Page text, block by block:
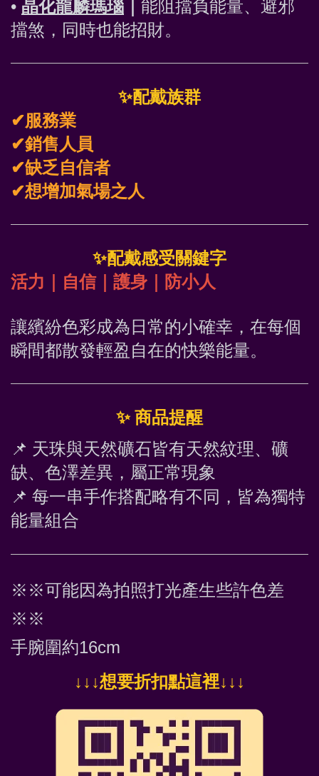
• 晶化龍麟瑪瑙
能阻擋負能量、避邪
擋煞，同時也能招財。
✨配戴族群
✔服務業
✔銷售人員
✔缺乏自信者
✔想增加氣場之人
✨配戴感受關鍵字
活力｜自信｜護身｜防小人
讓繽紛色彩成為日常的小確幸，在每個
瞬間都散發輕盈自在的快樂能量。
✨ 商品提醒
📌 天珠與天然礦石皆有天然紋理、礦
缺、色澤差異，屬正常現象
📌 每一串手作搭配略有不同，皆為獨特
能量組合
※※可能因為拍照打光產生些許色差
※※
手腕圍約16cm
↓ ↓↓想要折扣點這裡↓↓↓